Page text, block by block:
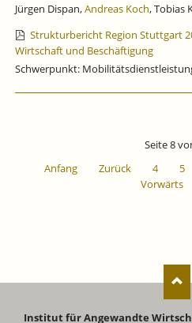
Jürgen Dispan,Andreas Koch, Tobias
Strukturbericht Region Stuttgart
Wirtschaft und Beschäftigung
Schwerpunkt:
Seite 8
Anfang
Zurück 4 5
Vorwärts
Institut für Angewandte